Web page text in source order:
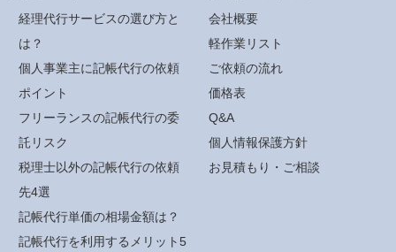
経理代行サービスの選び方と
は？
個人事業主に記帳代行の依頼
ポイント
フリーランスの記帳代行の委
託リスク
税理士以外の記帳代行の依頼
先4選
記帳代行単価の相場金額は？
記帳代行を利用するメリット5
会社概要
軽作業リスト
ご依頼の流れ
価格表
Q&A
個人情報保護方針
お見積もり・ご相談